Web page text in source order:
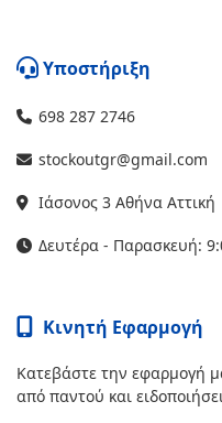
Υποστήριξη
698 287 2746
stockoutgr@gmail.com
Ιάσονος 3 Αθήνα Αττική
Δευτέρα - Παρασκευή:
Κινητή Εφαρμογή
Κατεβάστε την εφαρμογή
από παντού και